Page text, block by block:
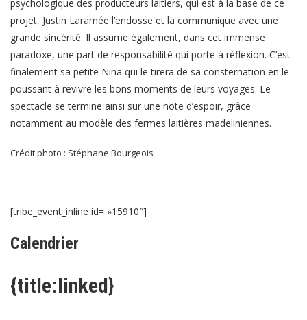
psychologique des producteurs laitiers, qui est à la base de ce
projet, Justin Laramée l’endosse et la communique avec une
grande sincérité. Il assume également, dans cet immense
paradoxe, une part de responsabilité qui porte à réflexion. C’est
finalement sa petite Nina qui le tirera de sa consternation en le
poussant à revivre les bons moments de leurs voyages. Le
spectacle se termine ainsi sur une note d’espoir, grâce
notamment au modèle des fermes laitières madeliniennes.
Crédit photo : Stéphane Bourgeois
[tribe_event_inline id= »15910″]
Calendrier
{title:linked}